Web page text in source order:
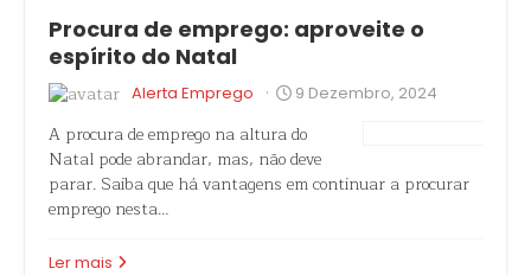
Procura de emprego: aproveite o
espírito do Natal
Alerta Emprego · 9 Dezembro, 2024
A procura de emprego na altura do
Natal pode abrandar, mas, não deve
parar. Saiba que há vantagens em continuar a procurar
emprego nesta…
Ler mais